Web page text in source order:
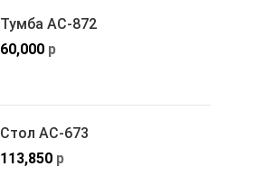
Тумба АС-872
60,000 р
Стол АС-673
113,850 р